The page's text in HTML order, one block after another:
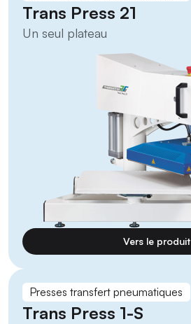
Trans Press 21
Un seul plateau
Vers le produit
Presses transfert pneumatiques
Trans Press 1-S